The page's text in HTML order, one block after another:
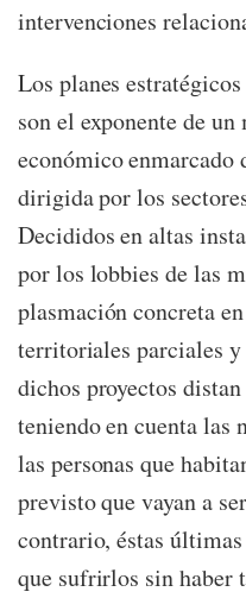
intervenciones
Los planes
son el exponente de
económico
dirigida por los
Decididos en altas
por los lobbies de las
plasmación concreta
territoriales parciales
dichos proyectos
teniendo en cuenta las
las personas que
previsto que vayan a
contrario, éstas
que sufrirlos sin haber